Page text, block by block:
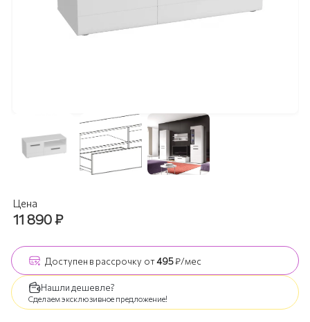
Цена
11 890₽
Доступен в рассрочку от495₽/мес
Нашли дешевле?
Сделаем эксклюзивное предложение!